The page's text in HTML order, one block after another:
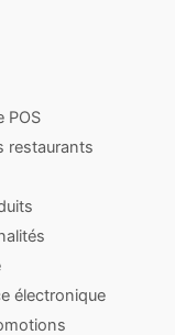
POS
restaurants
électronique